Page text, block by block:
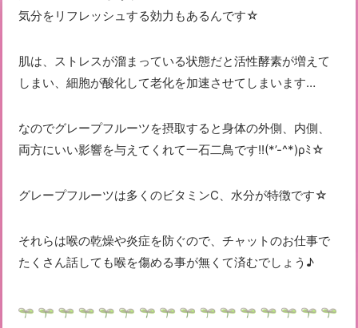
気分をリフレッシュする効力もあるんです☆
肌は、ストレスが溜まっている状態だと活性酵素が増えて
しまい、細胞が酸化して老化を加速させてしまいます…
なのでグレープフルーツを摂取すると身体の外側、内側、
両方にいい影響を与えてくれて一石二鳥です!!(*’-^*)ρﾐ☆
グレープフルーツは多くのビタミンC、水分が特徴です☆
それらは喉の乾燥や炎症を防ぐので、チャットのお仕事で
たくさん話しても喉を傷める事が無くて済むでしょう♪